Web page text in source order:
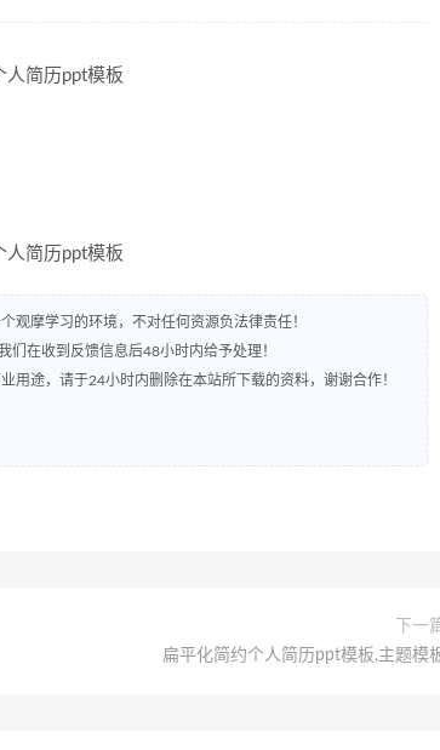
观摩学习的环境，不对任何资源负法律责任！
在收到反馈信息后48小时内给予处理！
用途，请于24小时内删除在本站所下载的资料，谢谢合作！
下一
扁平化简约个人简历ppt模板,主题模